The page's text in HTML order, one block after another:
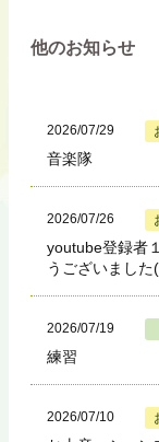
他のお知らせ
2026/07/29
音楽隊
2026/07/26
youtube登録者
うございました
2026/07/19
練習
2026/07/10